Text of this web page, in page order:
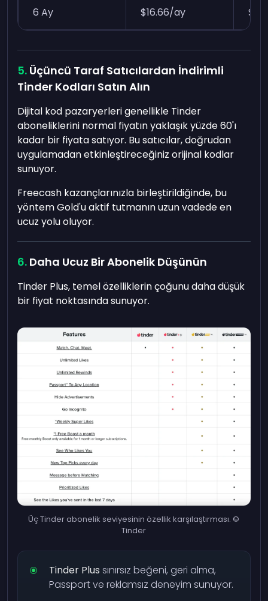
6 Ay $16.66/ay
Üçüncü Taraf Satıcılardan İndirimli
Tinder Kodları Satın Alın
Dijital kod pazaryerleri genellikle Tinder
aboneliklerini normal fiyatın yaklaşık yüzde 60'ı
kadar bir fiyata satıyor. Bu satıcılar, doğrudan
uygulamadan etkinleştireceğiniz orijinal kodlar
sunuyor.
Freecash kazançlarınızla birleştirildiğinde, bu
yöntem Gold'u aktif tutmanın uzun vadede en
ucuz yolu oluyor.
Daha Ucuz Bir Abonelik Düşünün
Tinder Plus, temel özelliklerin çoğunu daha düşük
bir fiyat noktasında sunuyor.
Üç Tinder abonelik seviyesinin özellik karşılaştırması. ©
Tinder
Tinder Plus sınırsız beğeni, geri alma,
Passport ve reklamsız deneyim sunuyor.